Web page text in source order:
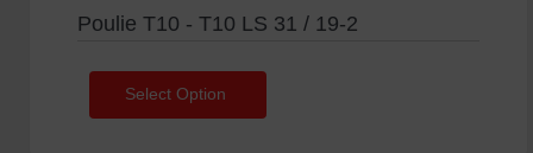
Poulie T10 - T10 LS 31 / 19-2
Select Option